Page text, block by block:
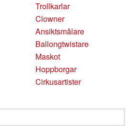
Trollkarlar
Clowner
Ansiktsmålare
Ballongtwistare
Maskot
Hoppborgar
Cirkusartister